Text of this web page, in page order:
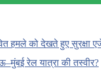
हमले को देखते हुए सुरक्षा
रेल यात्रा की तस्वीर?